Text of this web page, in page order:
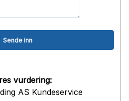
vurdering:
AS Kundeservice